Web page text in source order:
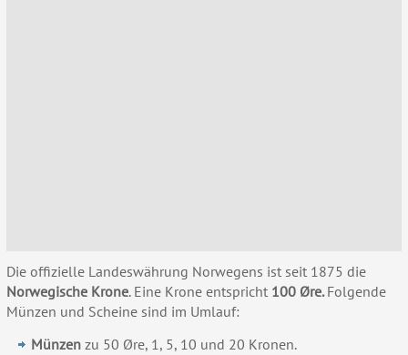
Die offizielle Landeswährung Norwegens ist seit 1875 die
Norwegische Krone. Eine Krone entspricht 100 Øre.Folgende
Münzen und Scheine sind im Umlauf:
Münzen zu 50 Øre, 1, 5, 10 und 20 Kronen.